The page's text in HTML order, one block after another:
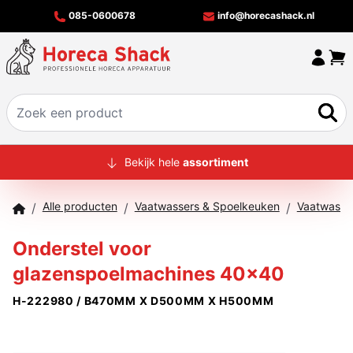
085-0600678 info@horecashack.nl
HOME
OFFERTECHECKER
CONTACT
Bekijk hele assortiment
/ Alle producten / Vaatwassers & Spoelkeuken /
Onderstel voor
glazenspoelmachines 40x40
H-222980 / B470MM X D500MM X H500MM